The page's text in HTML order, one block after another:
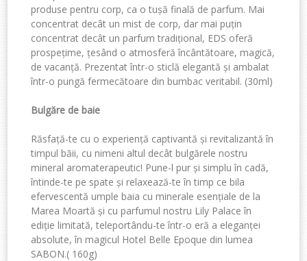
produse pentru corp, ca o tușă finală de parfum. Mai
concentrat decât un mist de corp, dar mai puțin
concentrat decât un parfum tradițional, EDS oferă
prospețime, țesând o atmosferă încântătoare, magică,
de vacanță. Prezentat într-o sticlă elegantă și ambalat
într-o pungă fermecătoare din bumbac veritabil. (30ml)
Bulgăre de baie
Răsfață-te cu o experiență captivantă și revitalizantă în
timpul băii, cu nimeni altul decât bulgărele nostru
mineral aromaterapeutic! Pune-l pur și simplu în cadă,
întinde-te pe spate și relaxează-te în timp ce bila
efervescentă umple baia cu minerale esențiale de la
Marea Moartă și cu parfumul nostru Lily Palace în
ediție limitată, teleportându-te într-o eră a eleganței
absolute, în magicul Hotel Belle Epoque din lumea
SABON.( 160g)